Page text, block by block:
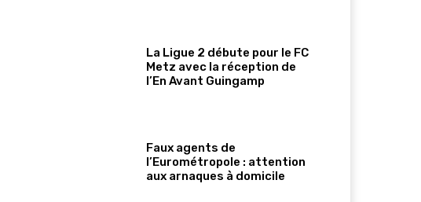
La Ligue 2 débute pour le FC
Metz avec la réception de
l’En Avant Guingamp
Faux agents de
l’Eurométropole : attention
aux arnaques à domicile